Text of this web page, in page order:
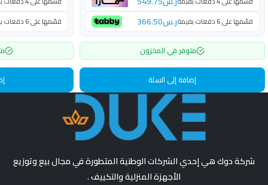
قسّمها على 6 دفعات بقيمة ر.س366.50
متوفر في المخزون
إضافة إلى السلة
قسّمها على 6 دفعات بقيمة
شركة دوك هي إحدي الشركات الوطنية المتطورة في مجال بيع وتوزيع
الأجهزة المنزلية والتكييف .